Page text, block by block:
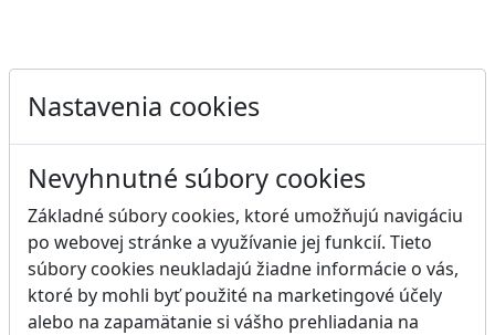
Nastavenia cookies
Nevyhnutné súbory cookies
Základné súbory cookies, ktoré umožňujú navigáciu
po webovej stránke a využívanie jej funkcií. Tieto
súbory cookies neukladajú žiadne informácie o vás,
ktoré by mohli byť použité na marketingové účely
alebo na zapamätanie si vášho prehliadania na